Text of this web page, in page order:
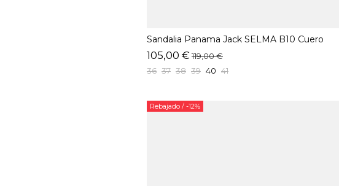
Sandalia Panama Jack SELMA B10 Cuero
105,00 € 119,00 €
36 37 38 39 40 41
Rebajado / -12%